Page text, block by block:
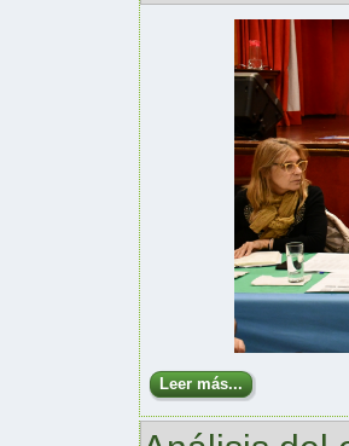
Leer más...